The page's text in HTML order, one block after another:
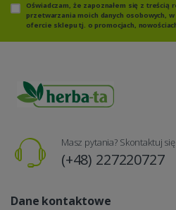
Oświadczam, że zapoznałem się z treścią
przetwarzania moich danych osobowych,
ofercie sklepu tj. o promocjach,
Masz pytania? Skontaktuj
(+48) 227220727
Dane kontaktowe